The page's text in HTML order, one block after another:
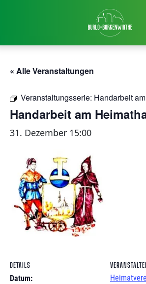
« Alle Veranstaltungen
Veranstaltungsserie: Handarbeit
Handarbeit am
31. Dezember 15:00
DETAILS
Datum: